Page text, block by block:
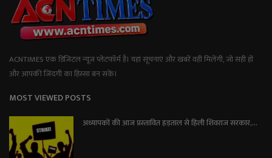
ACNTIMES एक डिजिटल न्यूज प्लेटफॉर्म है। यहां सूचनाएं और खबरें वही मिलेंगी, जो सही हों
और आपकी जिंदगी का हिस्सा बन सकें।
MOST VIEWED POSTS
अध्यापकों की आज प्रस्तावित हड़ताल से हिली शिवराज सरकार,...